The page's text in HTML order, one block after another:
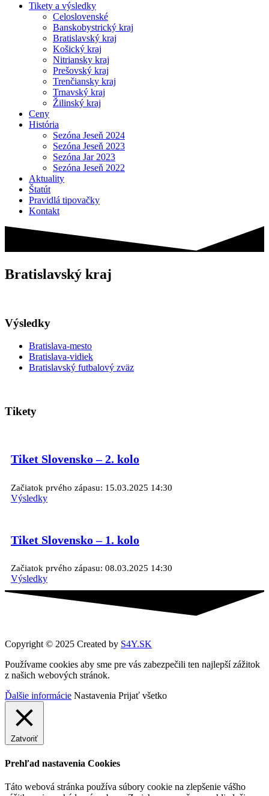
Tikety a výsledky
Celoslovenské
Banskobystrický kraj
Bratislavský kraj
Košický kraj
Nitriansky kraj
Prešovský kraj
Trenčiansky kraj
Trnavský kraj
Žilinský kraj
Ceny
História
Sezóna Jeseň 2024
Sezóna Jeseň 2023
Sezóna Jar 2023
Sezóna Jeseň 2022
Aktuality
Štatút
Pravidlá tipovačky
Kontakt
Bratislavský kraj
Výsledky
Bratislava-mesto
Bratislava-vidiek
Bratislavský futbalový zväz
Tikety
Tiket Slovensko – 2. kolo
Začiatok prvého zápasu: 15.03.2025 14:30
Výsledky
Tiket Slovensko – 1. kolo
Začiatok prvého zápasu: 08.03.2025 14:30
Výsledky
Copyright © 2025 Created by S4Y.SK
Používame cookies aby sme pre vás zabezpečili ten najlepší zážitok
z našich webových stránok.
Ďalšie informácie Nastavenia Prijať všetko
Zatvoriť
Prehľad nastavenia Cookies
Táto webová stránka používa súbory cookie na zlepšenie vášho